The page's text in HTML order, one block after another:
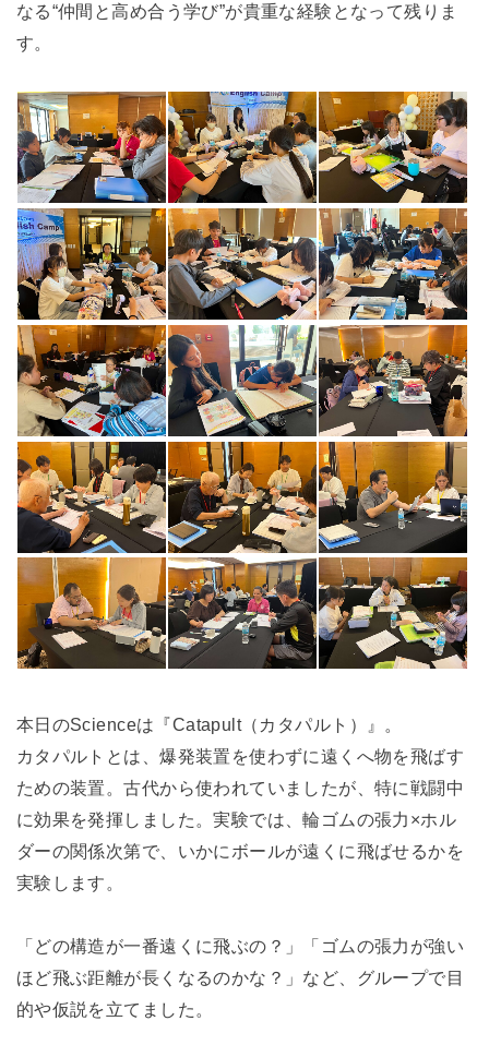
なる“仲間と高め合う学び”が貴重な経験となって残りま
す。
本日のScienceは『Catapult（カタパルト）』。
カタパルトとは、爆発装置を使わずに遠くへ物を飛ばす
ための装置。古代から使われていましたが、特に戦闘中
に効果を発揮しました。実験では、輪ゴムの張力×ホル
ダーの関係次第で、いかにボールが遠くに飛ばせるかを
実験します。
「どの構造が一番遠くに飛ぶの？」「ゴムの張力が強い
ほど飛ぶ距離が長くなるのかな？」など、グループで目
的や仮説を立てました。